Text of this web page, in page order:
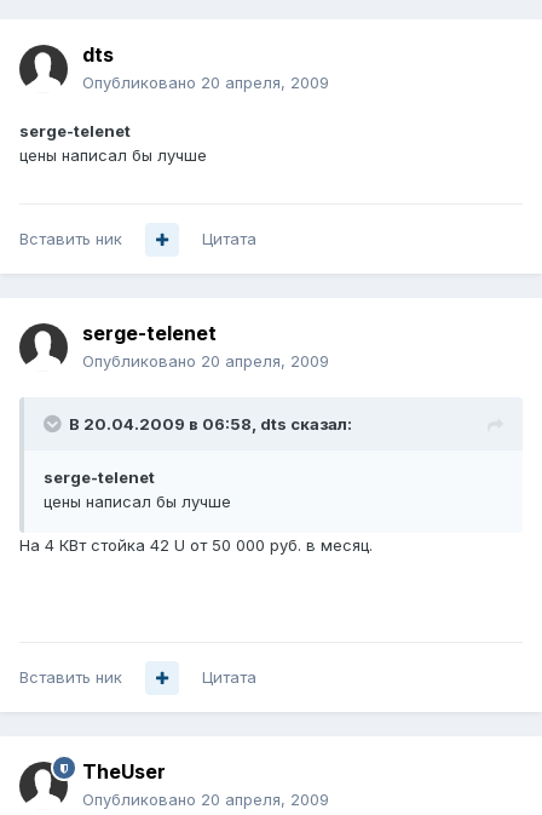
dts
Опубликовано 20 апреля, 2009
serge-telenet
цены написал бы лучше
Вставить ник Цитата
serge-telenet
Опубликовано 20 апреля, 2009
В 20.04.2009 в 06:58, dts сказал:
serge-telenet
цены написал бы лучше
На 4 КВт стойка 42 U от 50 000 руб. в месяц.
Вставить ник Цитата
TheUser
Опубликовано 20 апреля, 2009